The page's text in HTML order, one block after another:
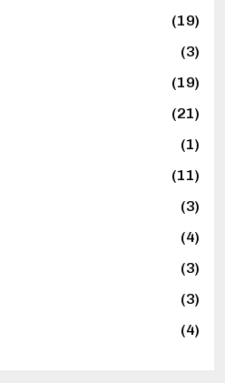
(19)
(3)
(19)
(21)
(1)
(11)
(3)
(4)
(3)
(3)
(4)